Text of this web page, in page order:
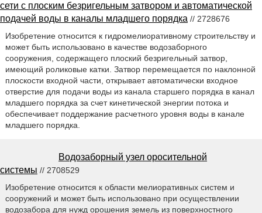
сети с плоским безригельным затвором и автоматической
подачей воды в каналы младшего порядка // 2728676
Изобретение относится к гидромелиоративному строительству и
может быть использовано в качестве водозаборного
сооружения, содержащего плоский безригельный затвор,
имеющий роликовые катки. Затвор перемещается по наклонной
плоскости входной части, открывает автоматически входное
отверстие для подачи воды из канала старшего порядка в канал
младшего порядка за счет кинетической энергии потока и
обеспечивает поддержание расчетного уровня воды в канале
младшего порядка.
Водозаборный узел оросительной
системы // 2708529
Изобретение относится к области мелиоративных систем и
сооружений и может быть использовано при осуществлении
водозабора для нужд орошения земель из поверхностного